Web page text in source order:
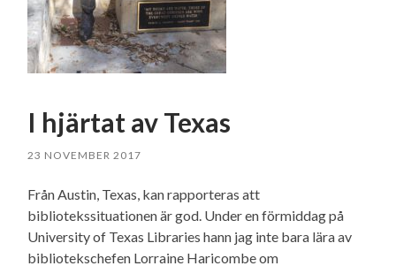
I hjärtat av Texas
23 NOVEMBER 2017
Från Austin, Texas, kan rapporteras att
bibliotekssituationen är god. Under en förmiddag på
University of Texas Libraries hann jag inte bara lära av
bibliotekschefen Lorraine Haricombe om